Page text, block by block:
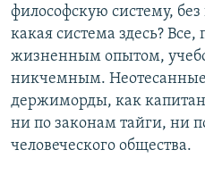
философскую систему,
какая система здесь? Все,
жизненным опытом,
никчемным.
держиморды, как
ни по законам тайги, ни
человеческого общества.